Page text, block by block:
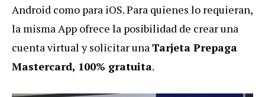
Android como para iOS. Para quienes lo requieran,
la misma App ofrece la posibilidad de crear una
cuenta virtual y solicitar una Tarjeta Prepaga
Mastercard, 100% gratuita.